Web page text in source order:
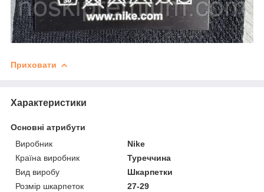
Приховати
Характеристики
Основні атрибути
Виробник
Nike
Країна виробник
Туреччина
Вид виробу
Шкарпетки
Розмір шкарпеток
27-29